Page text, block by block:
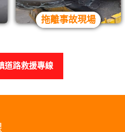
拖離事故現場
道路救援專線